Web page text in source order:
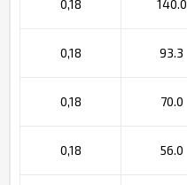
0,18 140.0
0,18 93.3
0,18 70.0
0,18 56.0